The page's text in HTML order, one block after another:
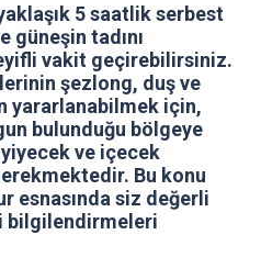
5 saatlik serbest
güneşin tadını
vakit geçirebilirsiniz.
şezlong, duş ve
yararlanabilmek için,
bulunduğu bölgeye
ve içecek
Bu konu
esnasında siz değerli
bilgilendirmeleri